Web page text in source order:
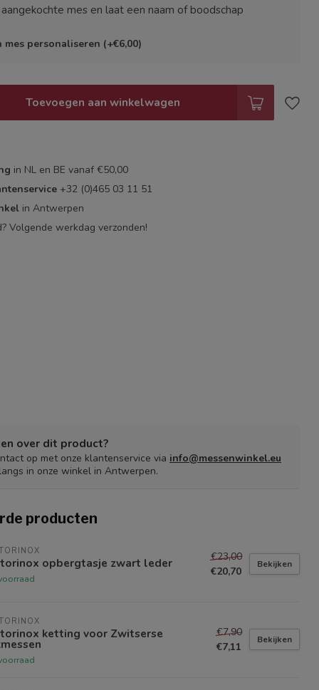
mes en laat een naam of boodschap
mes personaliseren (+€6,00)
Toevoegen aan winkelwagen
in NL en BE vanaf €50,00
+32 (0)465 03 11 51
in Antwerpen
Volgende werkdag verzonden!
over dit product?
op met onze klantenservice via info@messenwinkel.eu
in onze winkel in Antwerpen.
producten
opbergtasje zwart leder
€23,00
€20,70
Bekijken
ketting voor Zwitserse
€7,90
€7,11
Bekijken